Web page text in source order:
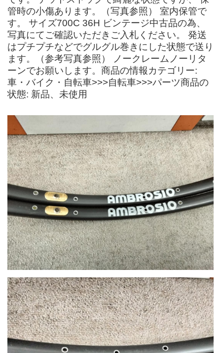
管時の小傷あります。（写真参照） 室内保管で
す。 サイズ700C 36H ビンテージ中古品の為、
写真にてご確認いただきご入札ください。 発送
はプチプチなどでグルグル巻きにした状態で送り
ます。（参考写真参照） ノークレームノーリタ
ーンでお願いします。商品の情報カテゴリー:
車・バイク・自転車>>>自転車>>>パーツ商品の
状態: 新品、未使用